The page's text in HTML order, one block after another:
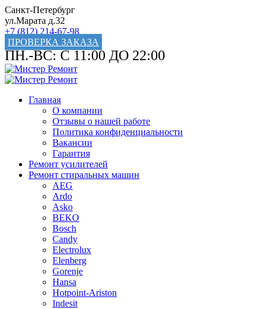
Санкт-Петербург
ул.Марата д.32
+7 (812) 214-67-98
ПРОВЕРКА ЗАКАЗА
ПН.-ВС: С 11:00 ДО 22:00
Главная
О компании
Отзывы о нашей работе
Политика конфиденциальности
Вакансии
Гарантия
Ремонт усилителей
Ремонт стиральных машин
AEG
Ardo
Asko
BEKO
Bosch
Candy
Electrolux
Elenberg
Gorenje
Hansa
Hotpoint-Ariston
Indesit